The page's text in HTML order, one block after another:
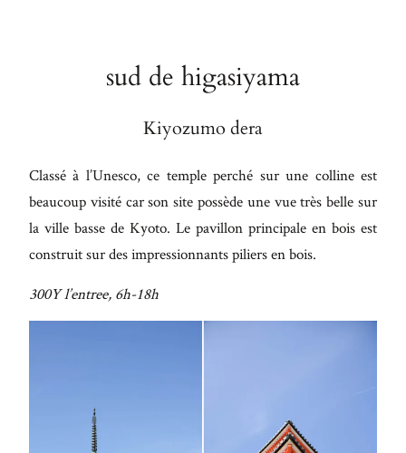
sud de higasiyama
Kiyozumo dera
Classé à l’Unesco, ce temple perché sur une colline est
beaucoup visité car son site possède une vue très belle sur
la ville basse de Kyoto. Le pavillon principale en bois est
construit sur des impressionnants piliers en bois.
300Y l’entree, 6h-18h